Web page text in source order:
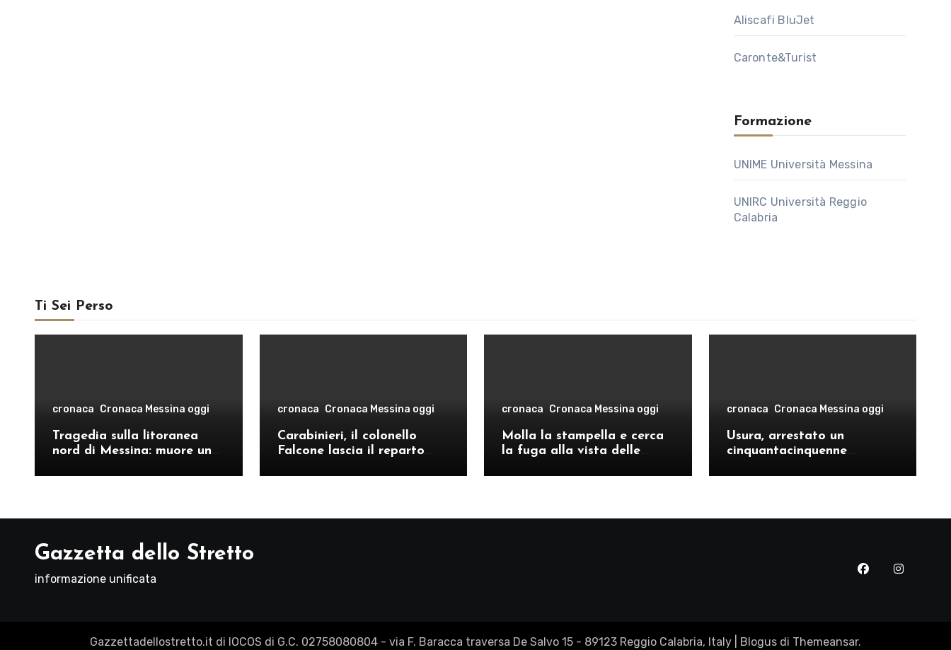
Aliscafi BluJet
Caronte&Turist
Formazione
UNIME Università Messina
UNIRC Università Reggio
Calabria
Ti Sei Perso
cronaca Cronaca Messina oggi
Tragedia sulla litoranea
nord di Messina: muore un
cronaca Cronaca Messina oggi
Carabinieri, il colonello
Falcone lascia il reparto
comando provinciale di
cronaca Cronaca Messina oggi
Molla la stampella e cerca
la fuga alla vista delle
Re
cronaca Cronaca Messina oggi
Usura, arrestato un
cinquantacinquenne
Gazzetta dello Stretto
informazione unificata
Gazzettadellostretto.it di IOCOS di G.C. 02758080804 - via F. Baracca traversa De Salvo 15 - 89123 Reggio Calabria, Italy Blogus di Themeansar.